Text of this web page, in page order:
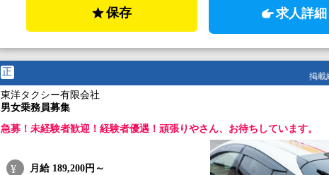
保存 求人詳細
正 掲載
東洋タクシー有限会社
男女乗務員募集
急募！未経験者歓迎！経験者優遇！頑張りやさん、お待ちしています。
月給 189,200円～